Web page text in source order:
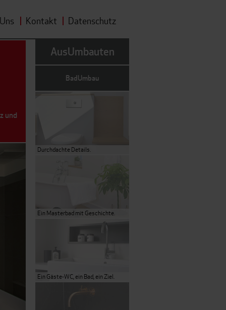
Kontakt Datenschutz
und
AusUmbauten
BadUmbau
Durchdachte Details.
Ein Masterbad mit Geschichte.
Ein Gäste-WC, ein Bad, ein Ziel.